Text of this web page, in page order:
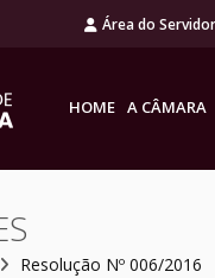
Área do Servidor
HOME A CÂMARA
Resolução Nº 006/2016